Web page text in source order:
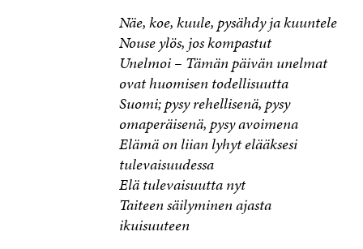
Näe, koe, kuule, pysähdy ja kuuntele
Nouse ylös, jos kompastut
Unelmoi – Tämän päivän unelmat
ovat huomisen todellisuutta
Suomi; pysy rehellisenä, pysy
omaperäisenä, pysy avoimena
Elämä on liian lyhyt elääksesi
tulevaisuudessa
Elä tulevaisuutta nyt
Taiteen säilyminen ajasta
ikuisuuteen